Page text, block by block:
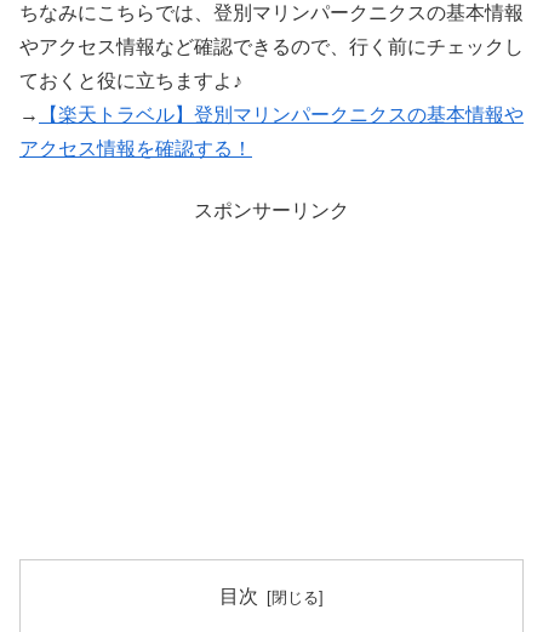
ちなみにこちらでは、登別マリンパークニクスの基本情報
やアクセス情報など確認できるので、行く前にチェックし
ておくと役に立ちますよ♪
→
【楽天トラベル】登別マリンパークニクスの基本情報や
アクセス情報を確認する！
スポンサーリンク
目次